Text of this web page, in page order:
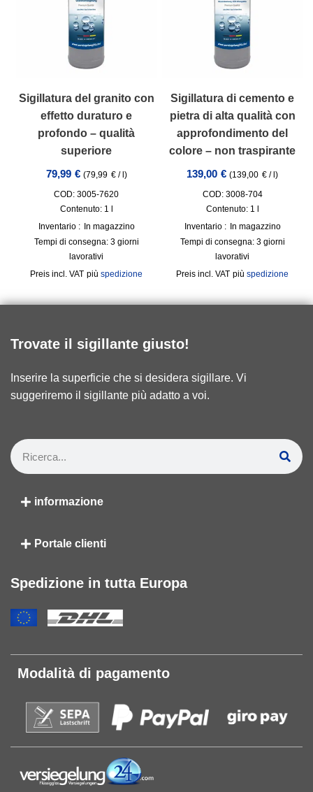
Sigillatura del granito con
effetto duraturo e
profondo – qualità
superiore
79,99 € (79,99 €/l)
COD: 3005-7620
Contenuto: 1
Inventario :
In magazzino
Tempi di consegna: 3 giorni
lavorativi
incl. VAT più spedizione
Sigillatura di cemento e
pietra di alta qualità con
approfondimento del
colore – non traspirante
139,00 € (139,00 € /l)
COD: 3008-704
Contenuto: 1
Inventario :
In magazzino
Tempi di consegna: 3 giorni
lavorativi
incl. VAT più spedizione
Trovate il sigillante giusto!
Inserire la superficie che si desidera sigillare. Vi
suggeriremo il sigillante più adatto a voi.
informazione
Portale clienti
Spedizione in tutta Europa
Modalità di pagamento